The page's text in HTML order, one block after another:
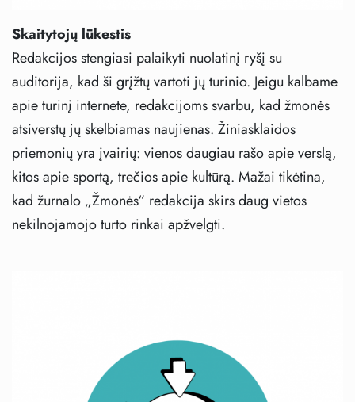
Skaitytojų lūkestis
Redakcijos stengiasi palaikyti nuolatinį ryšį su
auditorija, kad ši grįžtų vartoti jų turinio. Jeigu kalbame
apie turinį internete, redakcijoms svarbu, kad žmonės
atsiverstų jų skelbiamas naujienas. Žiniasklaidos
priemonių yra įvairių: vienos daugiau rašo apie verslą,
kitos apie sportą, trečios apie kultūrą. Mažai tikėtina,
kad žurnalo „Žmonės“ redakcija skirs daug vietos
nekilnojamojo turto rinkai apžvelgti.